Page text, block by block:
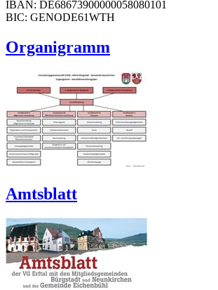
IBAN: DE68673900000058080101
BIC: GENODE61WTH
Organigramm
Amtsblatt